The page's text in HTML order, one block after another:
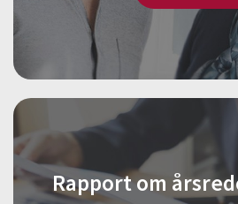
Rapport om